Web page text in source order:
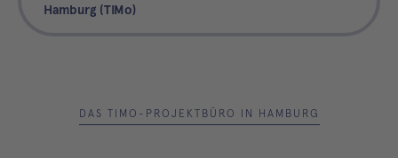
Hamburg (TIMo)
DAS TIMO-PROJEKTBÜRO IN HAMBURG